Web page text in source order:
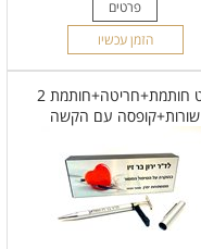
פרטים
הזמן עכשיו
עט חותמת+חריטה+חותמת 2
שורות+קופסה עם הקשה